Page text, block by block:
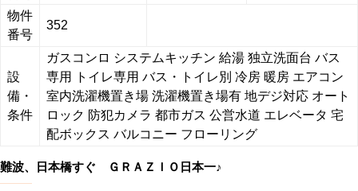
物件
番号
352
設
備・
条件
ガスコンロ システムキッチン 給湯 独立洗面台 バス
専用
トイレ専用 バス・トイレ別 冷房 暖房 エアコン
室内洗濯機置き場 洗濯機置き場有 地デジ対応 オート
ロック 防犯カメラ 都市ガス 公営水道 エレベータ 宅
配ボックス バルコニー フローリング
難波、日本橋すぐ ＧＲＡＺＩＯ日本一♪